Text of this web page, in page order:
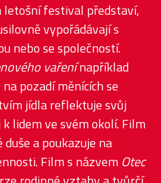
festival představí,
vypořádávají s
nebo se společností.
vařenínapříklad
pozadí měnících se
jídla reflektuje svůj
lidem ve svém okolí. Film
a poukazuje na
Film s názvem Otec